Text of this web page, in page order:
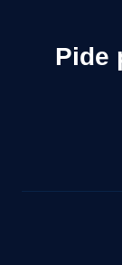
Pide